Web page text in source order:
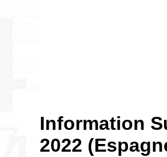
Information
2022